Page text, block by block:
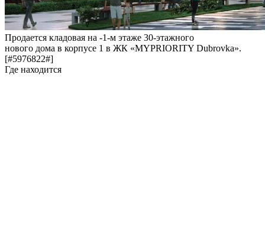
Продается кладовая на -1-м этаже 30-этажного
нового дома в корпусе 1 в ЖК «MYPRIORITY Dubrovka».
[#5976822#]
Где находится